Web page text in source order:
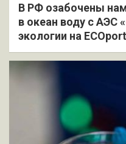
В РФ озабочены
в океан воду с АЭС
экологии на